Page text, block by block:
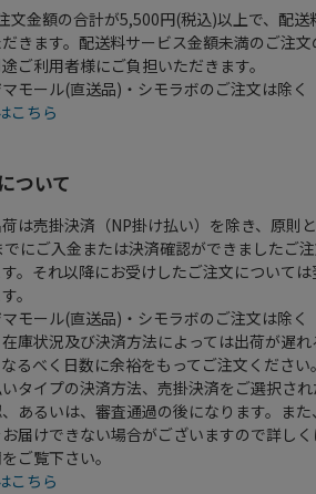
文金額の合計が5,500円(税込)以上で、配送
きます。配送料サービス金額未満のご注
ご利用者様にご負担いただきます。
モール(直送品)・シモラボのご注文は除く
こちら
ついて
は売掛決済（NP掛け払い）を除き、原則
にご入金または決済確認ができましたご
。それ以降にお受けしたご注文について
。
モール(直送品)・シモラボのご注文は除く
庫状況及び決済方法によっては出荷が遅
るべく日数に余裕をもってご注文ください。
タイプの決済方法、売掛決済をご選択さ
あるいは、審査通過の後になります。ま
届けできない場合がございますので詳し
ご覧下さい。
こちら